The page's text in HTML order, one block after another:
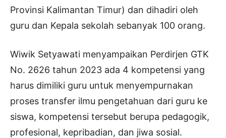
Provinsi Kalimantan Timur) dan dihadiri oleh
guru dan Kepala sekolah sebanyak 100 orang.
Wiwik Setyawati menyampaikan Perdirjen GTK
No. 2626 tahun 2023 ada 4 kompetensi yang
harus dimiliki guru untuk menyempurnakan
proses transfer ilmu pengetahuan dari guru ke
siswa, kompetensi tersebut berupa pedagogik,
profesional, kepribadian, dan jiwa sosial.